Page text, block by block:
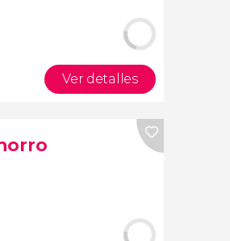
Ver detalles